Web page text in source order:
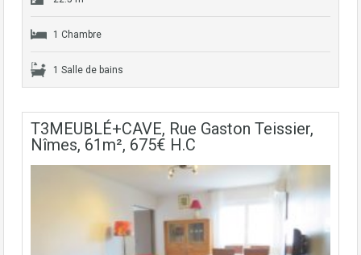
1 Chambre
1 Salle de bains
T3MEUBLÉ+CAVE, Rue Gaston Teissier,
Nîmes, 61m², 675€ H.C